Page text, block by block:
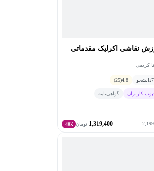
نقاشی اکرلیک مقدماتی
کریمی
دانشجو 4.8
(25)
کاربران گواهی‌نامه
1,319,400 تومان 40٪